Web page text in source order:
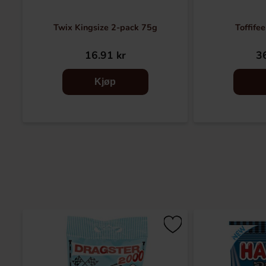
Twix Kingsize 2-pack 75g
16.91 kr
Kjøp